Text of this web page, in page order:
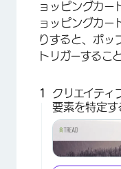
ョッピングカー
ョッピングカー
りすると、ポッ
トリガーするこ
クリエイティ
要素を特定す